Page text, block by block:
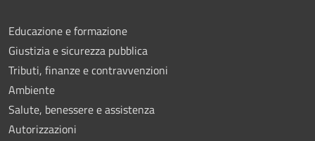
Educazione e formazione
Giustizia e sicurezza pubblica
Tributi, finanze e contravvenzioni
Ambiente
Salute, benessere e assistenza
Autorizzazioni